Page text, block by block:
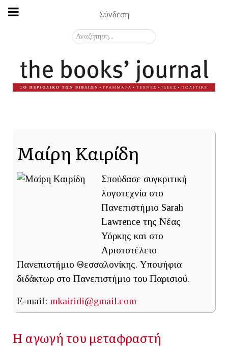
Σύνδεση
Αναζήτηση...
Μαίρη Καιρίδη
Σπούδασε συγκριτική
λογοτεχνία στο
Πανεπιστήμιο Sarah
Lawrence της Νέας
Υόρκης και στο
Αριστοτέλειο
Πανεπιστήμιο Θεσσαλονίκης. Υποψήφια
διδάκτωρ στο Πανεπιστήμιο του Παρισιού.
E-mail: mkairidi@gmail.com
Η αγωγή του μεταφραστή